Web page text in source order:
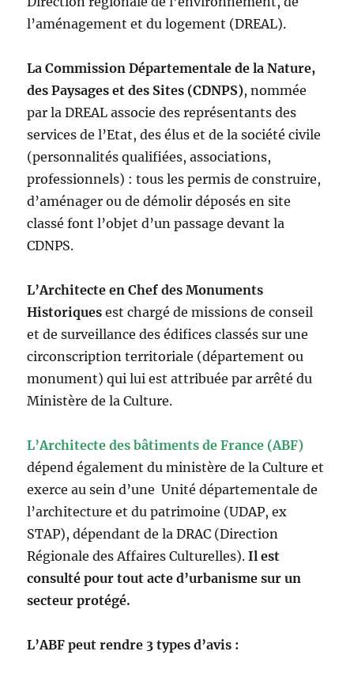
l’aménagement et du logement (DREAL).
La Commission Départementale de la Nature,
des Paysages et des Sites (CDNPS), nommée
par la DREAL associe des représentants des
services de l’Etat, des élus et de la société civile
(personnalités qualifiées, associations,
professionnels) : tous les permis de construire,
d’aménager ou de démolir déposés en site
classé font l’objet d’un passage devant la
CDNPS.
L’Architecte en Chef des Monuments
Historiques est chargé de missions de conseil
et de surveillance des édifices classés sur une
circonscription territoriale (département ou
monument) qui lui est attribuée par arrêté du
Ministère de la Culture.
L’Architecte des bâtiments de France (ABF)
dépend également du ministère de la Culture et
exerce au sein d’une Unité départementale de
l’architecture et du patrimoine (UDAP, ex
STAP), dépendant de la DRAC (Direction
Régionale des Affaires Culturelles).Il est
consulté pour tout acte d’urbanisme sur un
secteur protégé.
L’ABF peut rendre 3 types d’avis :